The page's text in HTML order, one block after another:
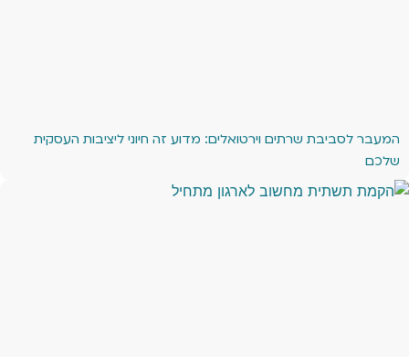
המעבר לסביבת שרתים וירטואלים: מדוע זה חיוני ליציבות העסקית
שלכם